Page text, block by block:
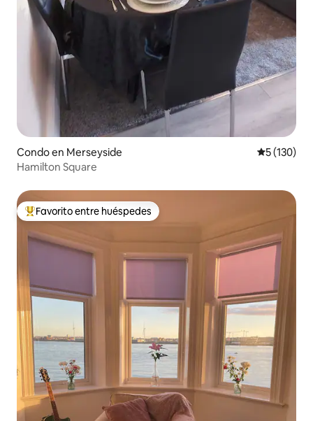
Condo en Merseyside
5 (130)
Hamilton Square
Favorito entre huéspedes preferido
Favorito entre huéspedes